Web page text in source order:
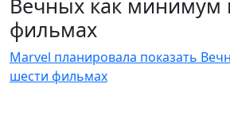
Вечных как минимум
фильмах
Marvel планировала показать
шести фильмах